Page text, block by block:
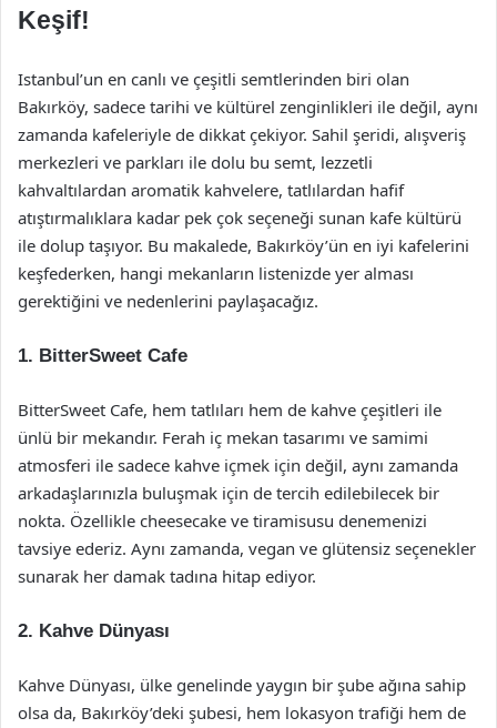
Keşif!
Istanbul’un en canlı ve çeşitli semtlerinden biri olan
Bakırköy, sadece tarihi ve kültürel zenginlikleri ile değil, aynı
zamanda kafeleriyle de dikkat çekiyor. Sahil şeridi, alışveriş
merkezleri ve parkları ile dolu bu semt, lezzetli
kahvaltılardan aromatik kahvelere, tatlılardan hafif
atıştırmalıklara kadar pek çok seçeneği sunan kafe kültürü
ile dolup taşıyor. Bu makalede, Bakırköy’ün en iyi kafelerini
keşfederken, hangi mekanların listenizde yer alması
gerektiğini ve nedenlerini paylaşacağız.
1. BitterSweet Cafe
BitterSweet Cafe, hem tatlıları hem de kahve çeşitleri ile
ünlü bir mekandır. Ferah iç mekan tasarımı ve samimi
atmosferi ile sadece kahve içmek için değil, aynı zamanda
arkadaşlarınızla buluşmak için de tercih edilebilecek bir
nokta. Özellikle cheesecake ve tiramisusu denemenizi
tavsiye ederiz. Aynı zamanda, vegan ve glütensiz seçenekler
sunarak her damak tadına hitap ediyor.
2. Kahve Dünyası
Kahve Dünyası, ülke genelinde yaygın bir şube ağına sahip
olsa da, Bakırköy’deki şubesi, hem lokasyon trafiği hem de